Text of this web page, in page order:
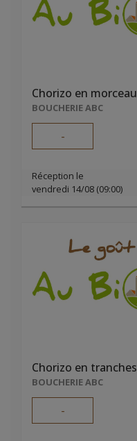
Chorizo en morceau
BOUCHERIE ABC
-
Réception le
vendredi 14/08 (09:00)
Chorizo en tranches
BOUCHERIE ABC
-